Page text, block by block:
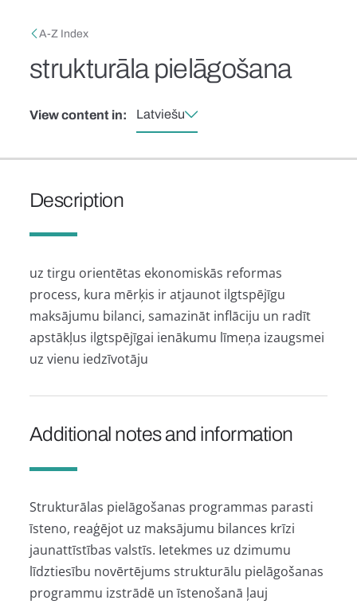
Breadcrumb
A-Z Index
strukturāla pielāgošana
View content in: Latviešu
Description
uz tirgu orientētas ekonomiskās reformas
process, kura mērķis ir atjaunot ilgtspējīgu
maksājumu bilanci, samazināt inflāciju un radīt
apstākļus ilgtspējīgai ienākumu līmeņa izaugsmei
uz vienu iedzīvotāju
Additional notes and information
Strukturālas pielāgošanas programmas parasti
īsteno, reaģējot uz maksājumu bilances krīzi
jaunattīstības valstīs. Ietekmes uz dzimumu
līdztiesību novērtējums strukturālu pielāgošanas
programmu izstrādē un īstenošanā ļauj